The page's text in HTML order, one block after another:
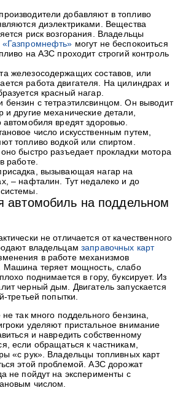
добавляют в топливо
диэлектриками. Вещества
риск возгорания. Владельцы
«Газпромнефть» могут не беспокоиться
на АЗС проходит строгий контроль
железосодержащих составов, или
работа двигателя. На цилиндрах и
красный нагар.
бензин с тетраэтилсвинцом. Он выводит
и другие механические детали,
автомобиля вредят здоровью.
число искусственным путем,
топливо водкой или спиртом.
быстро разъедает прокладки мотора
работе.
вызывающая нагар на
– нафталин. Тут недалеко и до
автомобиль на поддельном
не отличается от качественного
владельцамзаправочных карт
в работе механизмов
Машина теряет мощность, слабо
поднимается в гору, буксирует. Из
черный дым. Двигатель запускается
третьей попытки.
так много поддельного бензина,
уделяют пристальное внимание
и навредить собственному
если обращаться к частникам,
«с рук». Владельцы топливных карт
этой проблемой. АЗС дорожат
не пойдут на эксперименты с
числом.